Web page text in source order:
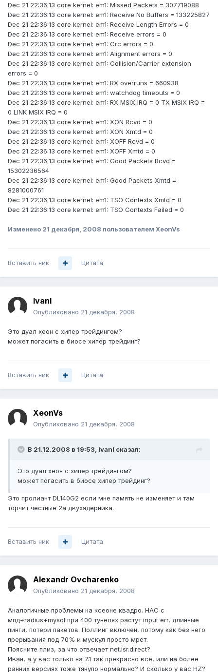
Dec 21 22:36:13 core kernel: em1: Missed Packets = 307719088
Dec 21 22:36:13 core kernel: em1: Receive No Buffers = 133225827
Dec 21 22:36:13 core kernel: em1: Receive Length Errors = 0
Dec 21 22:36:13 core kernel: em1: Receive errors = 0
Dec 21 22:36:13 core kernel: em1: Crc errors = 0
Dec 21 22:36:13 core kernel: em1: Alignment errors = 0
Dec 21 22:36:13 core kernel: em1: Collision/Carrier extension
errors = 0
Dec 21 22:36:13 core kernel: em1: RX overruns = 660938
Dec 21 22:36:13 core kernel: em1: watchdog timeouts = 0
Dec 21 22:36:13 core kernel: em1: RX MSIX IRQ = 0 TX MSIX IRQ =
0 LINK MSIX IRQ = 0
Dec 21 22:36:13 core kernel: em1: XON Rcvd = 0
Dec 21 22:36:13 core kernel: em1: XON Xmtd = 0
Dec 21 22:36:13 core kernel: em1: XOFF Rcvd = 0
Dec 21 22:36:13 core kernel: em1: XOFF Xmtd = 0
Dec 21 22:36:13 core kernel: em1: Good Packets Rcvd =
15302236564
Dec 21 22:36:13 core kernel: em1: Good Packets Xmtd =
8281000761
Dec 21 22:36:13 core kernel: em1: TSO Contexts Xmtd = 0
Dec 21 22:36:13 core kernel: em1: TSO Contexts Failed = 0
Изменено 21 декабря, 2008 пользователем XeonVs
Вставить ник Цитата
IvanI
Опубликовано 21 декабря, 2008
Это дуал хеон с хипер трейдингом?
может погасить в биосе хипер трейдинг?
Вставить ник Цитата
XeonVs
Опубликовано 21 декабря, 2008
В 21.12.2008 в 19:53, IvanI сказал:
Это дуал хеон с хипер трейдингом?
может погасить в биосе хипер трейдинг?
Это пролиант DL140G2 если мне память не изменяет и там
торчит честные 2а двухядерника.
Вставить ник Цитата
Alexandr Ovcharenko
Опубликовано 21 декабря, 2008
Аналогичные проблемы на ксеоне квадро. НАС с
мпд+radius+mysql при 400 тунелях растут input err, длинные
пинги, потери пакетов. Поллинг включен, потому как без него
прерывания под 70% и мускул просто мрет.
Поясните плиз, за что отвечает net.isr.direct?
Иван, а у вас только на 7.1 так прекрасно все, или на более
ранних версиях тоже тянуло нормально? И сколько у вас HZ?